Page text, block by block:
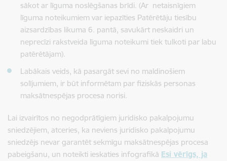
sākot ar līguma noslēgšanas brīdi. (Ar netaisnīgiem
līguma noteikumiem var iepazīties Patērētāju tiesību
aizsardzības likuma 6. pantā, savukārt neskaidri un
neprecīzi rakstveida līguma noteikumi tiek tulkoti par labu
patērētājam).
Labākais veids, kā pasargāt sevi no maldinošiem
solījumiem, ir būt informētam par fiziskās personas
maksātnespējas procesa norisi.
Lai izvairītos no negodprātīgiem juridisko pakalpojumu
sniedzējiem, atceries, ka neviens juridisko pakalpojumu
sniedzējs nevar garantēt sekmīgu maksātnespējas procesa
pabeigšanu, un noteikti ieskaties infografikā Esi vērīgs, ja